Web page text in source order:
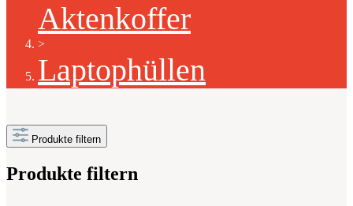
Aktenkoffer
>
Laptophüllen
Produkte filtern
Produkte filtern